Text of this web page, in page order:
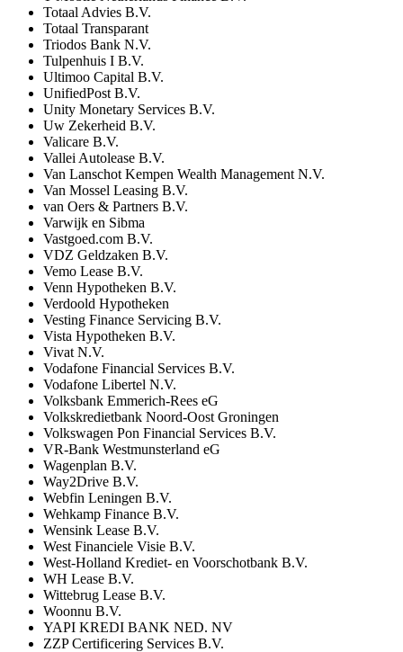
Totaal Advies B.V.
Totaal Transparant
Triodos Bank N.V.
Tulpenhuis I B.V.
Ultimoo Capital B.V.
UnifiedPost B.V.
Unity Monetary Services B.V.
Uw Zekerheid B.V.
Valicare B.V.
Vallei Autolease B.V.
Van Lanschot Kempen Wealth Management N.V.
Van Mossel Leasing B.V.
van Oers & Partners B.V.
Varwijk en Sibma
Vastgoed.com B.V.
VDZ Geldzaken B.V.
Vemo Lease B.V.
Venn Hypotheken B.V.
Verdoold Hypotheken
Vesting Finance Servicing B.V.
Vista Hypotheken B.V.
Vivat N.V.
Vodafone Financial Services B.V.
Vodafone Libertel N.V.
Volksbank Emmerich-Rees eG
Volkskredietbank Noord-Oost Groningen
Volkswagen Pon Financial Services B.V.
VR-Bank Westmunsterland eG
Wagenplan B.V.
Way2Drive B.V.
Webfin Leningen B.V.
Wehkamp Finance B.V.
Wensink Lease B.V.
West Financiele Visie B.V.
West-Holland Krediet- en Voorschotbank B.V.
WH Lease B.V.
Wittebrug Lease B.V.
Woonnu B.V.
YAPI KREDI BANK NED. NV
ZZP Certificering Services B.V.